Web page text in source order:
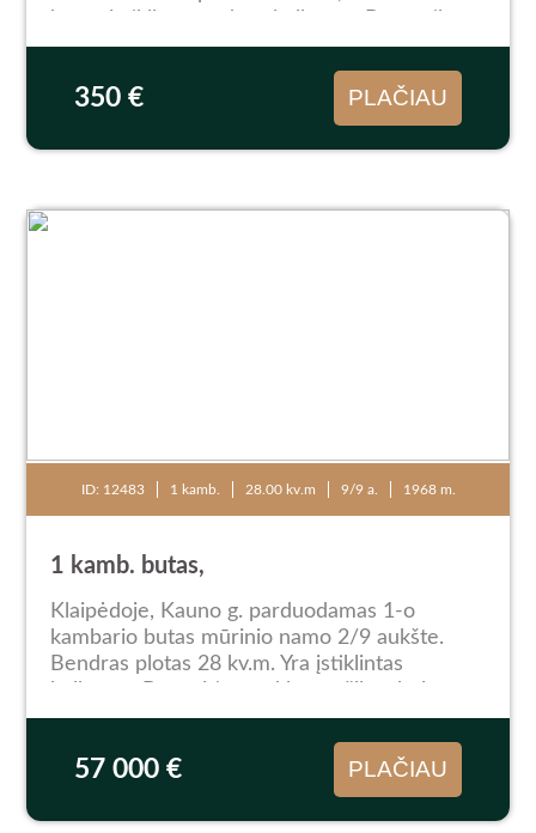
tvarkingas: pakeisti plastikiniai langai,
350 € PLAČIAU
ID: 12483 1 kamb. 28.00 kv.m 9/9 a. 1968 m.
1 kamb. butas,
Klaipėdoje, Kauno g. parduodamas 1-o
kambario butas mūrinio namo 2/9 aukšte.
Bendras plotas 28 kv.m. Yra įstiklintas
saulėtas. Parduodamas su baldais ir buitine
57 000 € PLAČIAU